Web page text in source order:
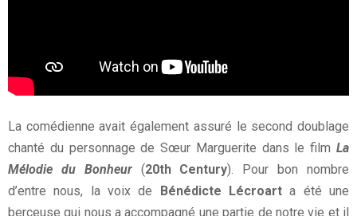
La comédienne avait également assuré le second doublage
chanté du personnage de Sœur Marguerite dans le film La
Mélodie du Bonheur(20th Century). Pour bon nombre
d’entre nous, la voix de Bénédicte Lécroart a été une
berceuse qui nous a accompagné une partie de notre vie et il